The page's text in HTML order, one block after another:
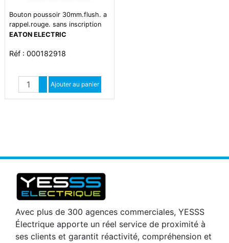
Bouton poussoir 30mm.flush. a
rappel.rouge. sans inscription
EATON ELECTRIC
Réf : 000182918
Quantité
Augmenter quantité
Diminuer quantité
Ajouter au panier
Avec plus de 300 agences commerciales, YESSS
Électrique apporte un réel service de proximité à
ses clients et garantit réactivité, compréhension et